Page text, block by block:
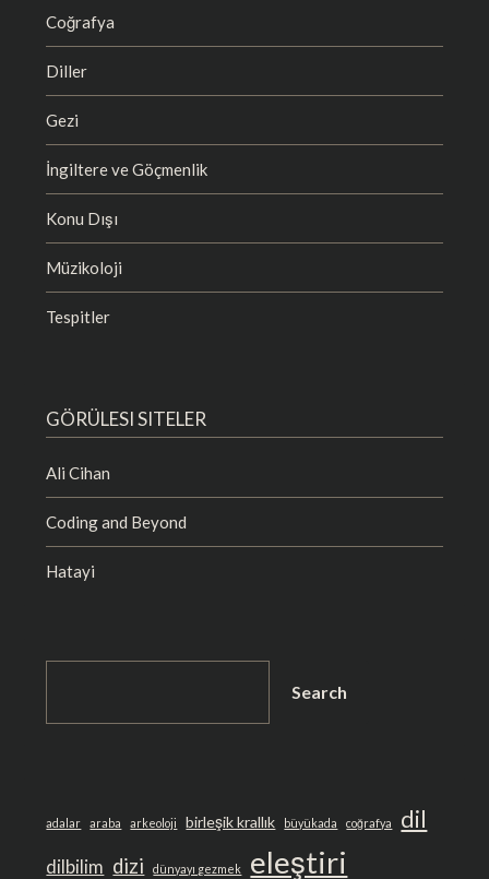
Coğrafya
Diller
Gezi
İngiltere ve Göçmenlik
Konu Dışı
Müzikoloji
Tespitler
GÖRÜLESI SITELER
Ali Cihan
Coding and Beyond
Hatayi
Search
adalar araba arkeoloji birleşik krallık büyükada coğrafya dil
dilbilim dizi dünyayı gezmek eleştiri